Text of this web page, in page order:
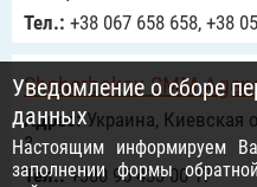
Тел.: +38 067 658 658, +38
Shcherbakov SMM
Адрес:Украина, Киевская
3
Тел.:+380 95 433 00 17
Уведомление о сборе
данных
Настоящим информируем
заполнении формы